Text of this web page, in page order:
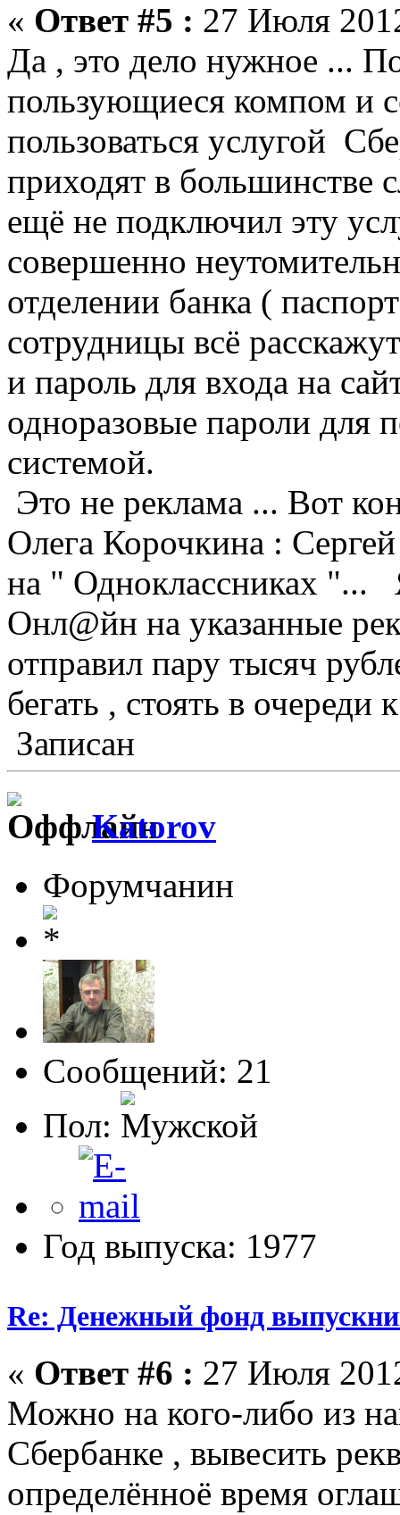
« Ответ #5 : 27 Июля
Да , это дело нужное ...
пользующиеся компом и
пользоваться услугой
приходят в большинстве
ещё не подключил эту
совершенно
отделении банка (
сотрудницы всё
и пароль для входа на
одноразовые пароли для
системой.
Это не реклама ... Вот
Олега Корочкина :
на " Одноклассниках "...
Онл@йн на указанные
отправил пару тысяч
бегать , стоять в очереди
Записан
Katorov
Форумчанин
Сообщений: 21
Пол:
Год выпуска: 1977
Re: Денежный фонд
« Ответ #6 : 27 Июля
Можно на кого-либо из
Сбербанке , вывесить
определённоё время